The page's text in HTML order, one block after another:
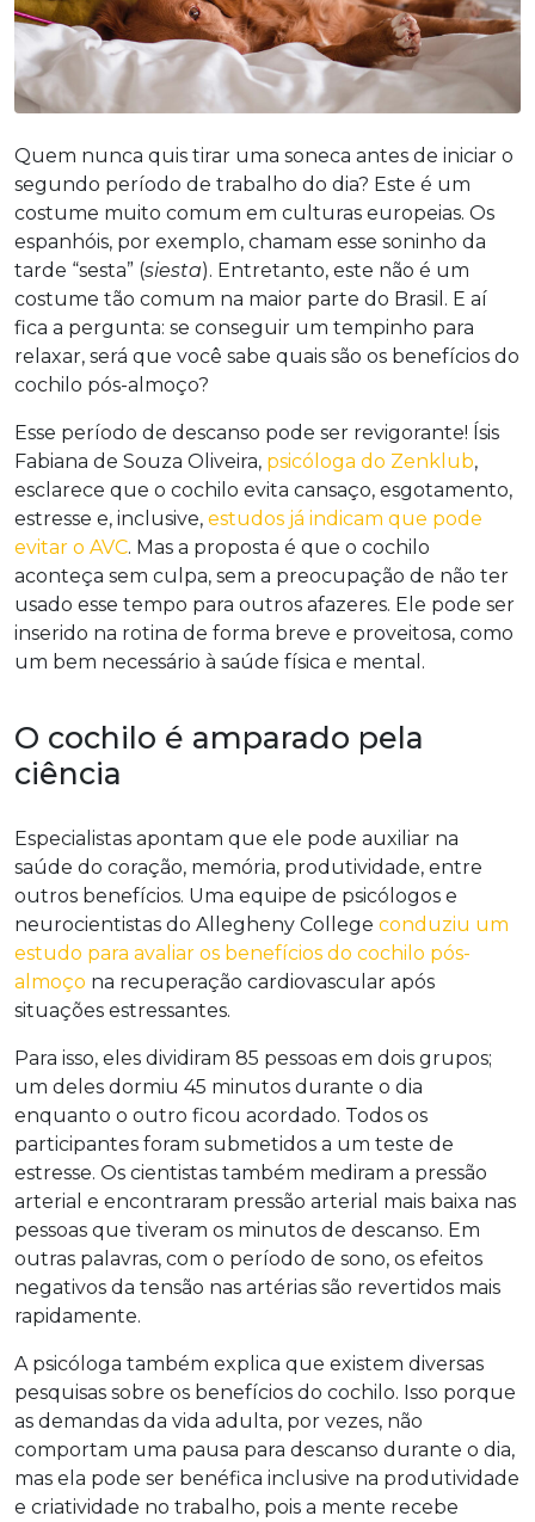
Quem nunca quis tirar uma soneca antes de iniciar o
segundo período de trabalho do dia? Este é um
costume muito comum em culturas europeias. Os
espanhóis, por exemplo, chamam esse soninho da
tarde “sesta” (siesta). Entretanto, este não é um
costume tão comum na maior parte do Brasil. E aí
fica a pergunta: se conseguir um tempinho para
relaxar, será que você sabe quais são os benefícios do
cochilo pós-almoço?
Esse período de descanso pode ser revigorante! Ísis
Fabiana de Souza Oliveira, psicóloga do Zenklub,
esclarece que o cochilo evita cansaço, esgotamento,
estresse e, inclusive, estudos já indicam que pode
evitar o AVC. Mas a proposta é que o cochilo
aconteça sem culpa, sem a preocupação de não ter
usado esse tempo para outros afazeres. Ele pode ser
inserido na rotina de forma breve e proveitosa, como
um bem necessário à saúde física e mental.
O cochilo é amparado pela
ciência
Especialistas apontam que ele pode auxiliar na
saúde do coração, memória, produtividade, entre
outros benefícios. Uma equipe de psicólogos e
neurocientistas do Allegheny College conduziu um
estudo para avaliar os benefícios do cochilo pós-
almoço na recuperação cardiovascular após
situações estressantes.
Para isso, eles dividiram 85 pessoas em dois grupos;
um deles dormiu 45 minutos durante o dia
enquanto o outro ficou acordado. Todos os
participantes foram submetidos a um teste de
estresse. Os cientistas também mediram a pressão
arterial e encontraram pressão arterial mais baixa nas
pessoas que tiveram os minutos de descanso. Em
outras palavras, com o período de sono, os efeitos
negativos da tensão nas artérias são revertidos mais
rapidamente.
A psicóloga também explica que existem diversas
pesquisas sobre os benefícios do cochilo. Isso porque
as demandas da vida adulta, por vezes, não
comportam uma pausa para descanso durante o dia,
mas ela pode ser benéfica inclusive na produtividade
e criatividade no trabalho, pois a mente recebe